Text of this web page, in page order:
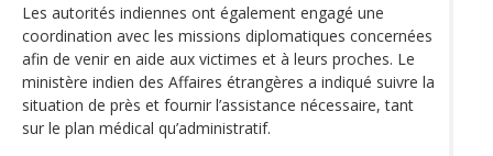
Les autorités indiennes ont également engagé une
coordination avec les missions diplomatiques concernées
afin de venir en aide aux victimes et à leurs proches. Le
ministère indien des Affaires étrangères a indiqué suivre la
situation de près et fournir l’assistance nécessaire, tant
sur le plan médical qu’administratif.